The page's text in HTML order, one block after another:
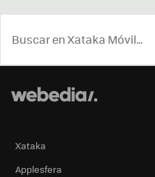
Xataka
Applesfera